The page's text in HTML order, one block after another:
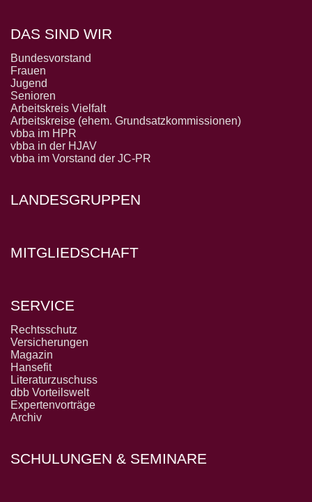
DAS SIND WIR
Bundesvorstand
Frauen
Jugend
Senioren
Arbeitskreis Vielfalt
Arbeitskreise (ehem. Grundsatzkommissionen)
vbba im HPR
vbba in der HJAV
vbba im Vorstand der JC-PR
LANDESGRUPPEN
MITGLIEDSCHAFT
SERVICE
Rechtsschutz
Versicherungen
Magazin
Hansefit
Literaturzuschuss
dbb Vorteilswelt
Expertenvorträge
Archiv
SCHULUNGEN & SEMINARE